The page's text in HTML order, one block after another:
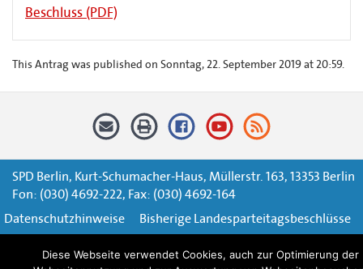
Beschluss (PDF)
This Antrag was published on Sonntag, 22. September 2019 at 20:59.
SPD Berlin, Kurt-Schumacher-Haus, Müllerstr. 163, 13353 Berlin
Fon: (030) 4692-222, Fax: (030) 4692-164
Datenschutzhinweise
Bisherige Landesparteitagsbeschlüsse
Impressum
Kontaktformular
Diese Webseite verwendet Cookies, auch zur Optimierung der